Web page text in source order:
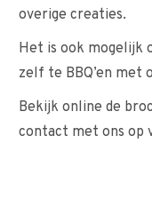
overige creaties.
Het is ook mogelijk
zelf te BBQ’en met
Bekijk online de
contact met ons op